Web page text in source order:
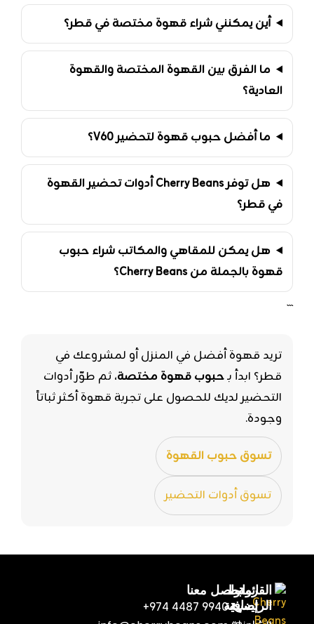
أين يمكنني شراء قهوة مختصة في قطر؟
ما الفرق بين القهوة المختصة والقهوة
العادية؟
ما أفضل حبوب قهوة لتحضير V60؟
هل توفر Cherry Beans أدوات تحضير القهوة
في قطر؟
هل يمكن للمقاهي والمكاتب شراء حبوب
قهوة بالجملة من Cherry Beans؟
تريد قهوة أفضل في المنزل أو لمشروعك في
قطر؟ ابدأ بـحبوب قهوة مختصة، ثم طوّر أدوات
التحضير لديك للحصول على تجربة قهوة أكثر ثباتاً
وجودة.
تسوق حبوب القهوة
تسوق أدوات التحضير
القائمة
الرئيسية
روابط
إضافية
تواصل معنا
+974 4487 9940